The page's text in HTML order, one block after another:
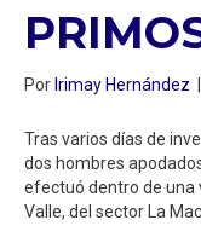
PorIrimay Hernández |
Tras varios días de
dos hombres
efectuó dentro de una
Valle, del sector La